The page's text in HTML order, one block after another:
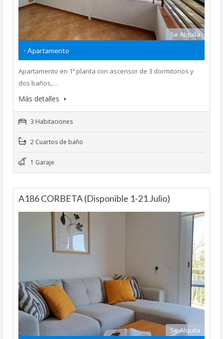
Se Alquila
- Apartamento
Apartamento en 1º planta con ascensor de 3 dormitorios y
dos baños,…
Más detalles
3 Habitaciones
2 Cuartos de baño
1 Garaje
A186 CORBETA (Disponible 1-21 Julio)
Se Alquila